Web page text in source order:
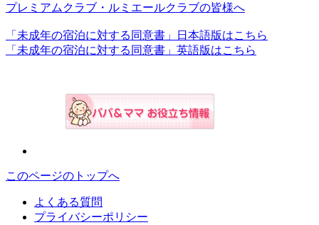
プレミアムクラブ・ルミエールクラブの皆様へ
「未成年の宿泊に対する同意書」日本語版はこちら
「未成年の宿泊に対する同意書」英語版はこちら
このページのトップへ
よくある質問
プライバシーポリシー